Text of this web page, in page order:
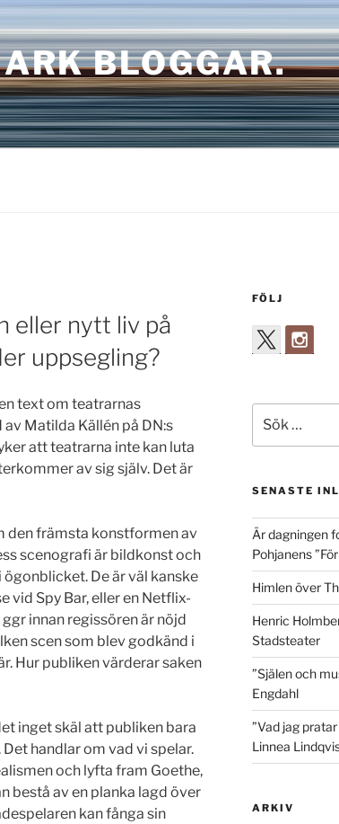
BLOGGAR.
eller nytt liv på
uppsegling?
text om teatrarnas
Matilda Källén på DN:s
att teatrarna inte kan luta
av sig själv. Det är
den främsta konstformen av
scenografi är bildkonst och
De är väl kanske
vid Spy Bar, eller en Netflix-
innan regissören är nöjd
scen som blev godkänd i
Hur publiken värderar saken
inget skäl att publiken bara
handlar om vad vi spelar.
och lyfta fram Goethe,
bestå av en planka lagd över
kan fånga sin
FÖLJ
efter:
SENASTE
Är dagningen
Pohjanens
Himlen över
Henric
Stadsteater
”Själen och
Engdahl
”Vad jag
Linnea
ARKIV